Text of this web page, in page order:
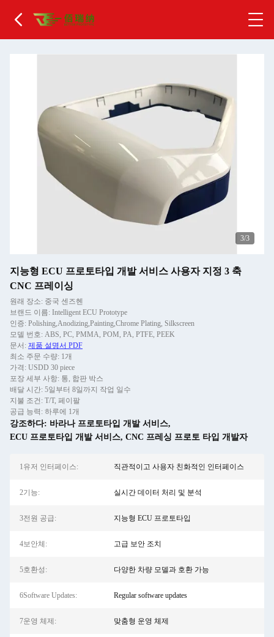
1/3
지능형 ECU 프로토타입 개발 서비스 사용자 지정 3 축
CNC 프레이싱
원래 장소: 중국 센즈헨
브랜드 이름: Intelligent ECU Prototype
인증: Polishing,Anodizing,Painting,Chrome Plating, Silkscreen
모델 번호: ABS, PC, PMMA, POM, PA, PTFE, PEEK
문서: 제품 설명서 PDF
최소 주문 수량: 1개
가격: USDD 30 piece
포장 세부 사항: 통, 합판 박스
배달 시간: 5일부터 8일까지 작업 일수
지불 조건: T/T, 페이팔
공급 능력: 하루에 1개
강조하다: 바라나 프로토타입 개발 서비스,
ECU 프로토타입 개발 서비스, CNC 프레싱 프로토 타입 개발자
1유저 인터페이스: 직관적이고 사용자 친화적인 인터페이스
2기능: 실시간 데이터 처리 및 분석
3전원 공급: 지능형 ECU 프로토타입
4보안체: 고급 보안 조치
5호환성: 다양한 차량 모델과 호환 가능
6Software Updates: Regular software updates
7운영 체제: 맞춤형 운영 체제